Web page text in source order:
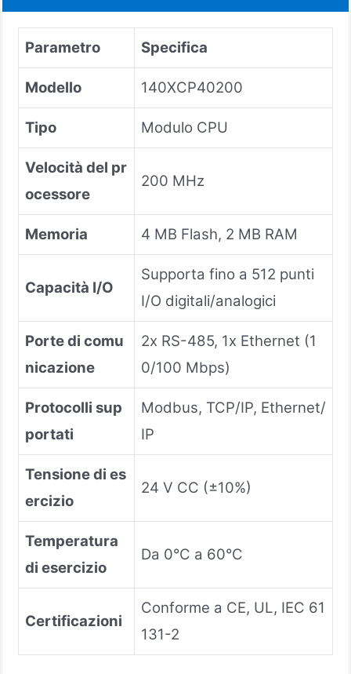
Parametro Specifica
Modello 140XCP40200
Tipo Modulo CPU
Velocità del pr
ocessore
200 MHz
Memoria 4 MB Flash, 2 MB RAM
Capacità I/O
Supporta fino a 512 punti
I/O digitali/analogici
Porte di comu
nicazione
2x RS-485, 1x Ethernet (1
0/100 Mbps)
Protocolli sup
portati
Modbus, TCP/IP, Ethernet/
IP
Tensione di es
ercizio
24 V CC (±10%)
Temperatura
di esercizio
Da 0°C a 60°C
Certificazioni
Conforme a CE, UL, IEC 61
131-2